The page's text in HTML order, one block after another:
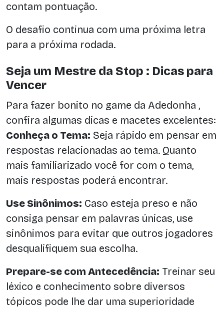
contam pontuação.
O desafio continua com uma próxima letra
para a próxima rodada.
Seja um Mestre da Stop : Dicas para
Vencer
Para fazer bonito no game da Adedonha ,
confira algumas dicas e macetes excelentes:
Conheça o Tema: Seja rápido em pensar em
respostas relacionadas ao tema. Quanto
mais familiarizado você for com o tema,
mais respostas poderá encontrar.
Use Sinônimos: Caso esteja preso e não
consiga pensar em palavras únicas, use
sinônimos para evitar que outros jogadores
desqualifiquem sua escolha.
Prepare-se com Antecedência: Treinar seu
léxico e conhecimento sobre diversos
tópicos pode lhe dar uma superioridade